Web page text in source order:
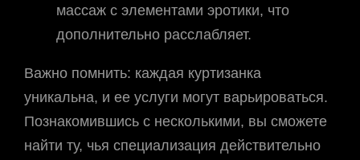
массаж с элементами эротики, что
дополнительно расслабляет.
Важно помнить: каждая куртизанка
уникальна, и ее услуги могут варьироваться.
Познакомившись с несколькими, вы сможете
найти ту, чья специализация действительно